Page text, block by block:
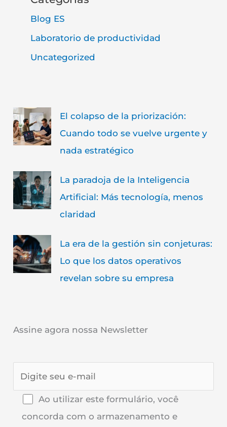
Blog ES
Laboratorio de productividad
Uncategorized
El colapso de la priorización:
Cuando todo se vuelve urgente y
nada estratégico
La paradoja de la Inteligencia
Artificial: Más tecnología, menos
claridad
La era de la gestión sin conjeturas:
Lo que los datos operativos
revelan sobre su empresa
Assine agora nossa Newsletter
Ao utilizar este formulário, você
concorda com o armazenamento e